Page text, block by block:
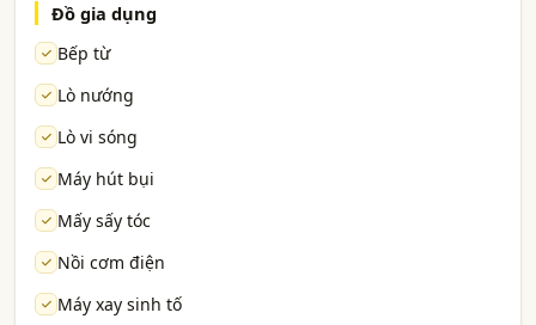
Đồ gia dụng
Bếp từ
Lò nướng
Lò vi sóng
Máy hút bụi
Mấy sấy tóc
Nồi cơm điện
Máy xay sinh tố